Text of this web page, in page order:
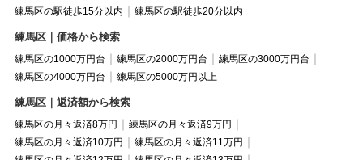
練馬区の駅徒歩15分以内
練馬区の駅徒歩20分以内
練馬区｜価格から検索
練馬区の1000万円台 練馬区の2000万円台
練馬区の3000万円台
練馬区の4000万円台
練馬区の5000万円以上
練馬区｜返済額から検索
練馬区の月々返済8万円
練馬区の月々返済9万円
練馬区の月々返済10万円
練馬区の月々返済11万円